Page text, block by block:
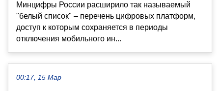
Минцифры России расширило так называемый
"белый список" – перечень цифровых платформ,
доступ к которым сохраняется в периоды
отключения мобильного ин...
00:17, 15 Мар